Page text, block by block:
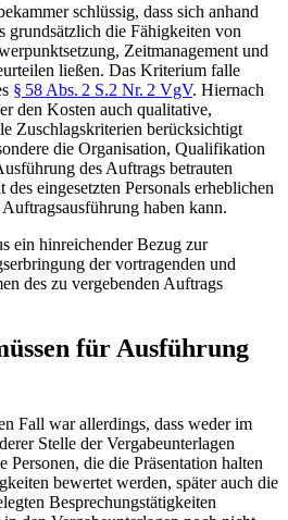
schlüssig, dass sich anhand
grundsätzlich die Fähigkeiten von
Zeitmanagement und
ließen. Das Kriterium falle
§ 58 Abs. 2 S.2 Nr. 2 VgV. Hiernach
den Kosten auch qualitative,
Zuschlagskriterien berücksichtigt
die Organisation, Qualifikation
des Auftrags betrauten
eingesetzten Personals erheblichen
haben kann.
ein hinreichender Bezug zur
der vortragenden und
des zu vergebenden Auftrags
für Ausführung
Fall war allerdings, dass weder im
Stelle der Vergabeunterlagen
Personen, die die Präsentation halten
bewertet werden, später auch die
Besprechungstätigkeiten